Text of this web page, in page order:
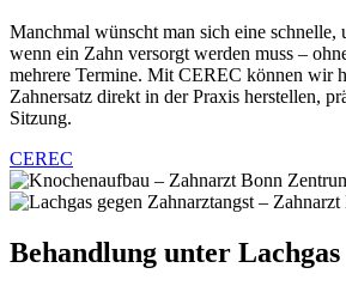
Manchmal wünscht man sich eine
wenn ein Zahn versorgt werden muss –
mehrere Termine. Mit CEREC können wir
Zahnersatz direkt in der Praxis herstellen,
Sitzung.
CEREC
Behandlung unter Lachgas